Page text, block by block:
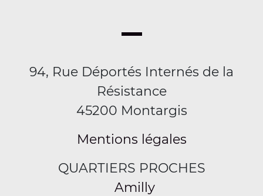
94, Rue Déportés Internés de la
Résistance
45200 Montargis
Mentions légales
QUARTIERS PROCHES
Amilly